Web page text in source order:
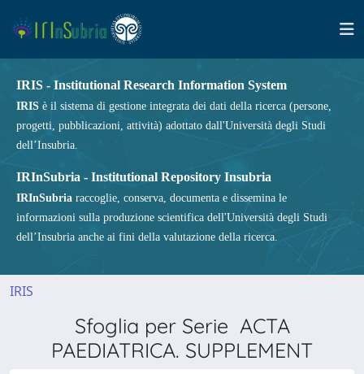
IRIS - Institutional Research Information System
IRIS è il sistema di gestione integrata dei dati della ricerca (persone,
progetti, pubblicazioni, attività) adottato dall'Università degli Studi
dell’Insubria.
IRInSubria - Institutional Repository Insubria
IRInSubria raccoglie, conserva, documenta e dissemina le
informazioni sulla produzione scientifica dell'Università degli Studi
dell’Insubria anche ai fini della valutazione della ricerca.
IRIS
Sfoglia per Serie ACTA
PAEDIATRICA. SUPPLEMENT